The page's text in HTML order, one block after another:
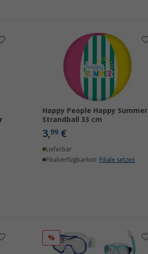
Happy People Happy Summer
Strandball 33 cm
3,99€
Lieferbar
Filialverfügbarkeit: Filiale setzen
%